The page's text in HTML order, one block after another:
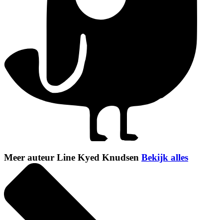
Meer auteur Line Kyed Knudsen Bekijk alles